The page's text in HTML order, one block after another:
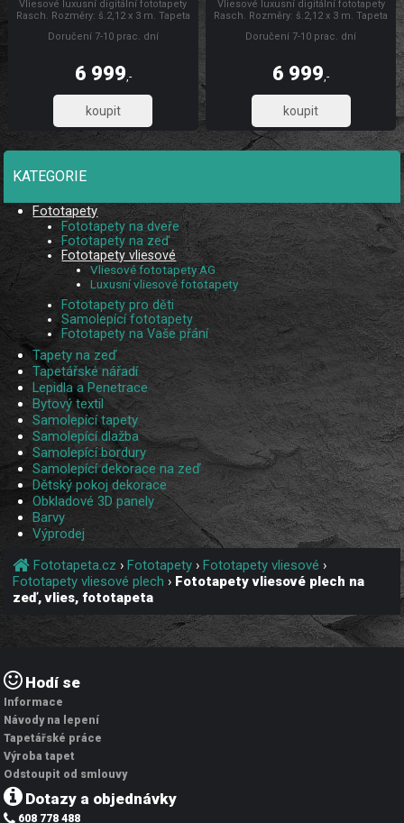
Vliesové luxusní digitální fototapety
Rasch. Rozměry: š.2,12 x 3 m. Tapeta
pouze zeď. Vliesové tapety na zeď se
zakrytí jemných prasklin. Fototapety
vliesové plech
Doručení 7-10 prac. dní
6 999 ,-
5 784,30
Vliesové luxusní digitální fototapety
Rasch. Rozměry: š.2,12 x 3 m. Tapeta
pouze zeď. Vliesové tapety na zeď se
zakrytí jemných prasklin. Fototapety
vliesové Luxusní vliesové fototapety
Doručení 7-10 prac. dní
6 999 ,-
5 784,30
KATEGORIE
Fototapety
Fototapety na dveře
Fototapety na zeď
Fototapety vliesové
Vliesové fototapety AG
Luxusní vliesové fototapety
Fototapety pro děti
Samolepící fototapety
Fototapety na Vaše přání
Tapety na zeď
Tapetářské nářadí
Lepidla a Penetrace
Bytový textil
Samolepící tapety
Samolepící dlažba
Samolepící bordury
Samolepící dekorace na zeď
Dětský pokoj dekorace
Obkladové 3D panely
Barvy
Výprodej
Fototapeta.cz ›Fototapety ›Fototapety vliesové ›
Fototapety vliesové plech › Fototapety vliesové plech na
zeď, vlies, fototapeta
Hodí se
Informace
Návody na lepení
Tapetářské práce
Výroba tapet
Odstoupit od smlouvy
Dotazy a objednávky
608 778 488